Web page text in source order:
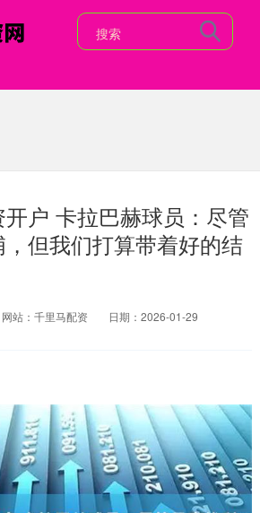
户 卡拉巴赫球员：尽管
但我们打算带着好的结
网站：千里马配资
日期：2026-01-29